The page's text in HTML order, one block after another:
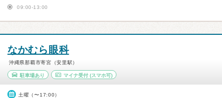
09:00-13:00
なかむら眼科
沖縄県那覇市寄宮（安里駅）
駐車場あり マイナ受付(スマホ可)
土曜（〜17:00）